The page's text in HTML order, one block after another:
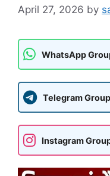
April 27, 2026 by
WhatsApp
Telegram Group
Instagram